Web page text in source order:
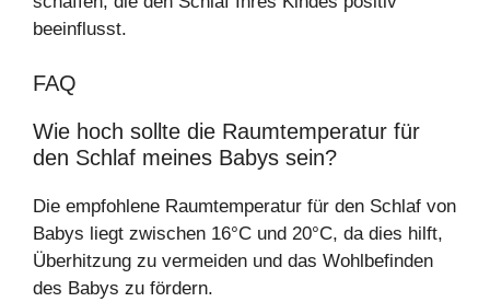
beeinflusst.
FAQ
Wie hoch sollte die Raumtemperatur für
den Schlaf meines Babys sein?
Die empfohlene Raumtemperatur für den Schlaf von
Babys liegt zwischen 16°C und 20°C, da dies hilft,
Überhitzung zu vermeiden und das Wohlbefinden
des Babys zu fördern.